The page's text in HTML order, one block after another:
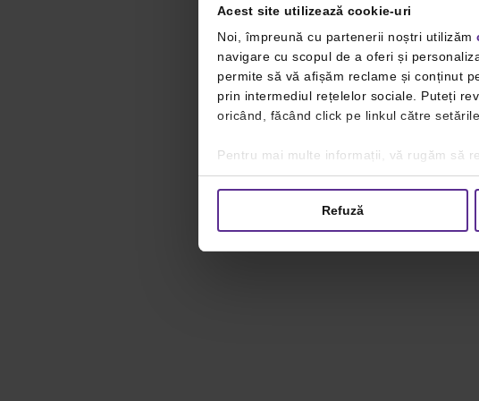
Acest site utilizează cookie-uri
Noi, împreună cu partenerii noștri utilizăm
navigare cu scopul de a oferi și
permite să vă afișăm reclame și conținut
prin intermediul rețelelor sociale. Puteți
oricând, făcând click pe linkul către
Pentru mai multe informații, vă rugăm să
Refuză